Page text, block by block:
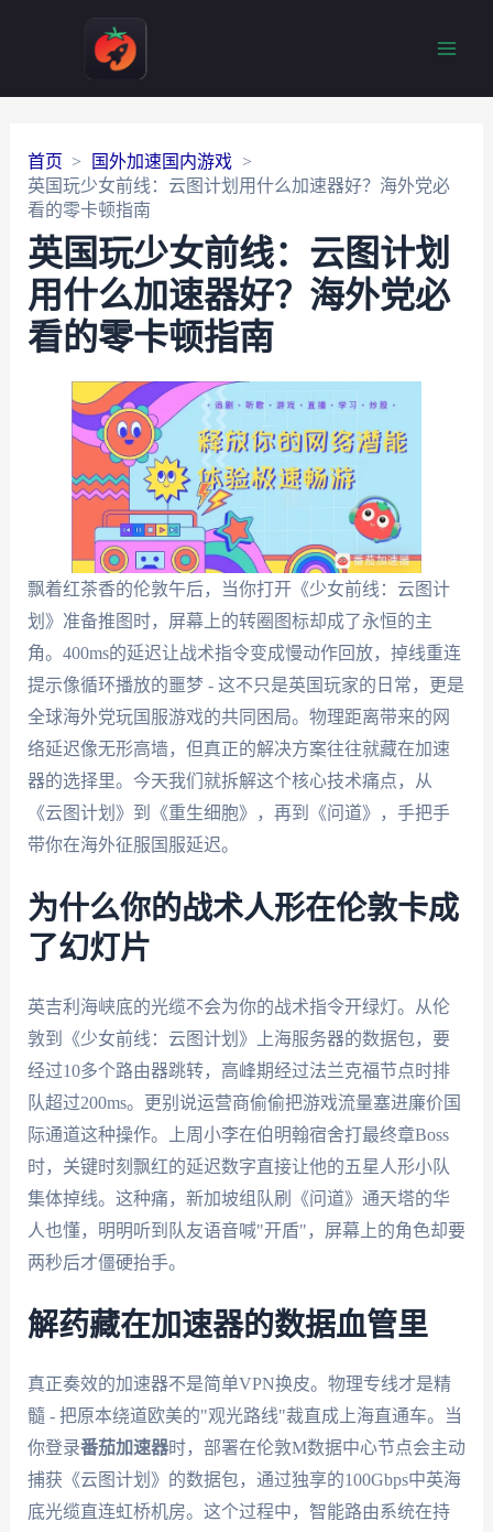
首页
国外加速国内游戏
英国玩少女前线：云图计划用什么加速器好？海外党必
看的零卡顿指南
英国玩少女前线：云图计划
用什么加速器好？海外党必
看的零卡顿指南
飘着红茶香的伦敦午后，当你打开《少女前线：云图计
划》准备推图时，屏幕上的转圈图标却成了永恒的主
角。400ms的延迟让战术指令变成慢动作回放，掉线重连
提示像循环播放的噩梦 - 这不只是英国玩家的日常，更是
全球海外党玩国服游戏的共同困局。物理距离带来的网
络延迟像无形高墙，但真正的解决方案往往就藏在加速
器的选择里。今天我们就拆解这个核心技术痛点，从
《云图计划》到《重生细胞》，再到《问道》，手把手
带你在海外征服国服延迟。
为什么你的战术人形在伦敦卡成
了幻灯片
英吉利海峡底的光缆不会为你的战术指令开绿灯。从伦
敦到《少女前线：云图计划》上海服务器的数据包，要
经过10多个路由器跳转，高峰期经过法兰克福节点时排
队超过200ms。更别说运营商偷偷把游戏流量塞进廉价国
际通道这种操作。上周小李在伯明翰宿舍打最终章Boss
时，关键时刻飘红的延迟数字直接让他的五星人形小队
集体掉线。这种痛，新加坡组队刷《问道》通天塔的华
人也懂，明明听到队友语音喊"开盾"，屏幕上的角色却要
两秒后才僵硬抬手。
解药藏在加速器的数据血管里
真正奏效的加速器不是简单VPN换皮。物理专线才是精
髓 - 把原本绕道欧美的"观光路线"裁直成上海直通车。当
你登录番茄加速器时，部署在伦敦M数据中心节点会主动
捕获《云图计划》的数据包，通过独享的100Gbps中英海
底光缆直连虹桥机房。这个过程中，智能路由系统在持